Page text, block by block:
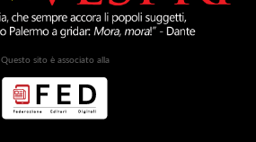
Questo sito è associato alla